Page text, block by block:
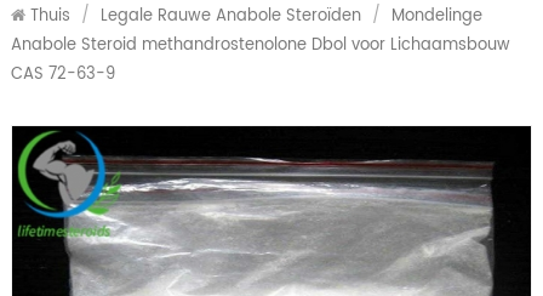
Thuis / Legale Rauwe Anabole Steroïden / Mondelinge
Anabole Steroid methandrostenolone Dbol voor Lichaamsbouw
CAS 72-63-9